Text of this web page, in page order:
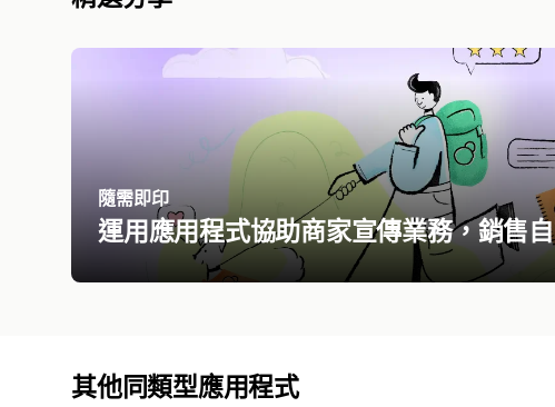
隨需即印
運用應用程式協助商家宣傳業務，銷售
其他同類型應用程式